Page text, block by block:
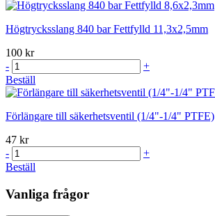
Högtrycksslang 840 bar Fettfylld 11,3x2,5mm
100 kr
-
+
Beställ
Förlängare till säkerhetsventil (1/4"-1/4" PTFE)
47 kr
-
+
Beställ
Vanliga frågor